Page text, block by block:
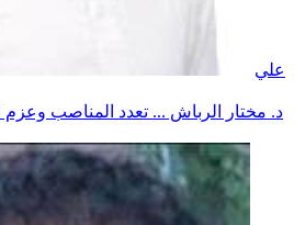
علي
د. مختار الرباش ... تعدد المناصب وعزم